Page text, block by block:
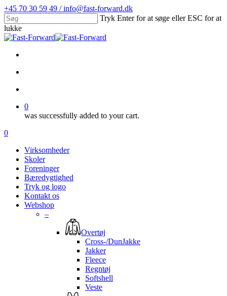
Skip
to
main
content
+45 70 30 59 49 / info@fast-forward.dk
Tryk Enter for at søge eller ESC for at
lukke
Close
0
was successfully added to your cart.
Menu
search
account
0
Virksomheder
Skoler
Foreninger
Bæredygtighed
Tryk og logo
Kontakt os
Webshop
–
Overtøj
Cross-/DunJakke
Jakker
Fleece
Regntøj
Softshell
Veste